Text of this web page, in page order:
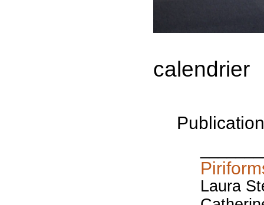
calendrier
Laura